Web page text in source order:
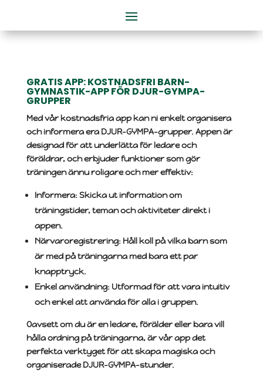
GRATIS APP: KOSTNADSFRI BARN-
GYMNASTIK-APP FÖR DJUR-GYMPA-
GRUPPER
Med vår kostnadsfria app kan ni enkelt organisera
och informera era DJUR-GYMPA-grupper. Appen är
designad för att underlätta för ledare och
föräldrar, och erbjuder funktioner som gör
träningen ännu roligare och mer effektiv:
Informera: Skicka ut information om
träningstider, teman och aktiviteter direkt i
appen.
Närvaroregistrering: Håll koll på vilka barn som
är med på träningarna med bara ett par
knapptryck.
Enkel användning: Utformad för att vara intuitiv
och enkel att använda för alla i gruppen.
Oavsett om du är en ledare, förälder eller bara vill
hålla ordning på träningarna, är vår app det
perfekta verktyget för att skapa magiska och
organiserade DJUR-GYMPA-stunder.